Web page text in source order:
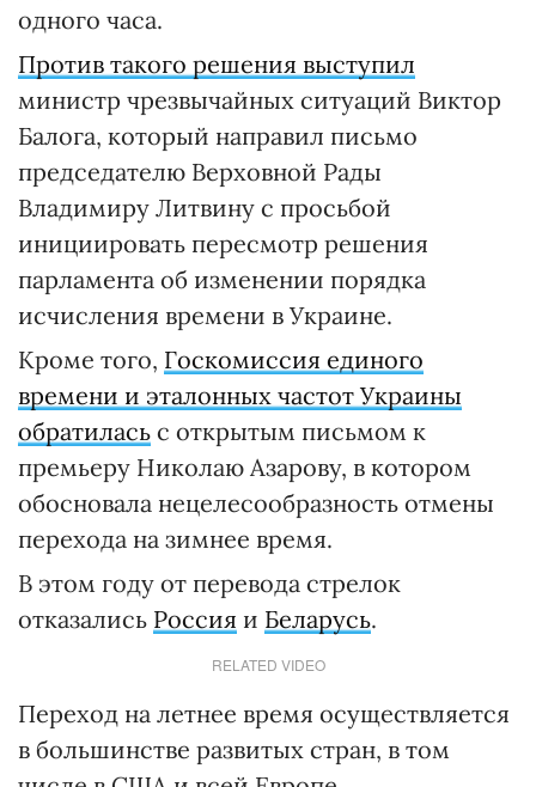
одного часа.
Против такого решения выступил
министр чрезвычайных ситуаций Виктор
Балога, который направил письмо
председателю Верховной Рады
Владимиру Литвину с просьбой
инициировать пересмотр решения
парламента об изменении порядка
исчисления времени в Украине.
Кроме того, Госкомиссия единого
времени и эталонных частот Украины
обратилась с открытым письмом к
премьеру Николаю Азарову, в котором
обосновала нецелесообразность отмены
перехода на зимнее время.
В этом году от перевода стрелок
отказались Россия и Беларусь.
RELATED VIDEO
Переход на летнее время осуществляется
в большинстве развитых стран, в том